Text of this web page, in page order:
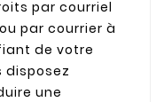
par courriel
ou par courrier à
de votre
disposez
une